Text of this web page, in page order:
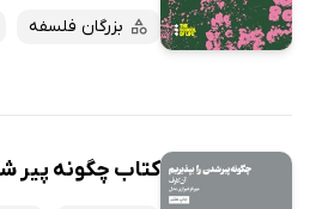
بزرگان فلسفه
کتاب چگونه پیر